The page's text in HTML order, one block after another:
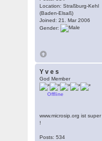
Location: Straßburg-Kehl
(Baden-Elsaß)
Joined: 21. Mar 2006
Gender:
Y v e s
God Member
Offline
www.microsip.org ist super
!
Posts: 534